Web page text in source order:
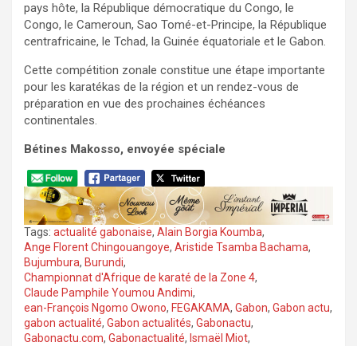
pays hôte, la République démocratique du Congo, le
Congo, le Cameroun, Sao Tomé-et-Principe, la République
centrafricaine, le Tchad, la Guinée équatoriale et le Gabon.
Cette compétition zonale constitue une étape importante
pour les karatékas de la région et un rendez-vous de
préparation en vue des prochaines échéances
continentales.
Bétines Makosso, envoyée spéciale
Tags: actualité gabonaise, Alain Borgia Koumba,
Ange Florent Chingouangoye, Aristide Tsamba Bachama,
Bujumbura, Burundi,
Championnat d'Afrique de karaté de la Zone 4,
Claude Pamphile Youmou Andimi,
ean-François Ngomo Owono, FEGAKAMA, Gabon, Gabon actu,
gabon actualité, Gabon actualités, Gabonactu,
Gabonactu.com, Gabonactualité, Ismaël Miot,